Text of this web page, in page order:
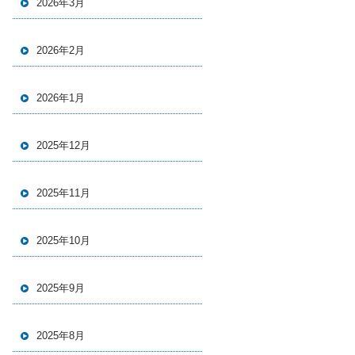
2026年3月
2026年2月
2026年1月
2025年12月
2025年11月
2025年10月
2025年9月
2025年8月